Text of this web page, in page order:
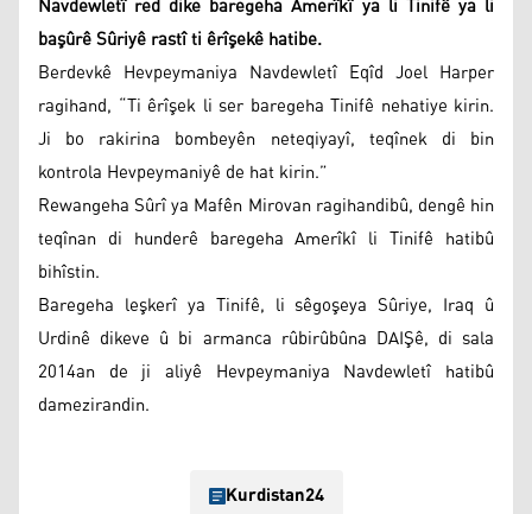
başûrê Sûriyê rastî ti êrîşekê hatibe.
Berdevkê Hevpeymaniya Navdewletî Eqîd Joel Harper
ragihand, “Ti êrîşek li ser baregeha Tinifê nehatiye kirin.
Ji bo rakirina bombeyên neteqiyayî, teqînek di bin
kontrola Hevpeymaniyê de hat kirin.”
Rewangeha Sûrî ya Mafên Mirovan ragihandibû, dengê hin
teqînan di hunderê baregeha Amerîkî li Tinifê hatibû
bihîstin.
Baregeha leşkerî ya Tinifê, li sêgoşeya Sûriye, Iraq û
Urdinê dikeve û bi armanca rûbirûbûna DAIŞê, di sala
2014an de ji aliyê Hevpeymaniya Navdewletî hatibû
damezirandin.
Kurdistan24